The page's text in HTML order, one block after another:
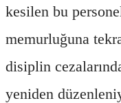
kesilen bu
memurluğuna
disiplin
yeniden